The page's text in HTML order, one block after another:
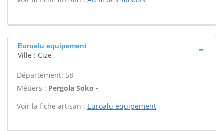
Euroalu equipement
Ville : Cize
Département: 58
Métiers : Pergola Soko -
Voir la fiche artisan : Euroalu equipement